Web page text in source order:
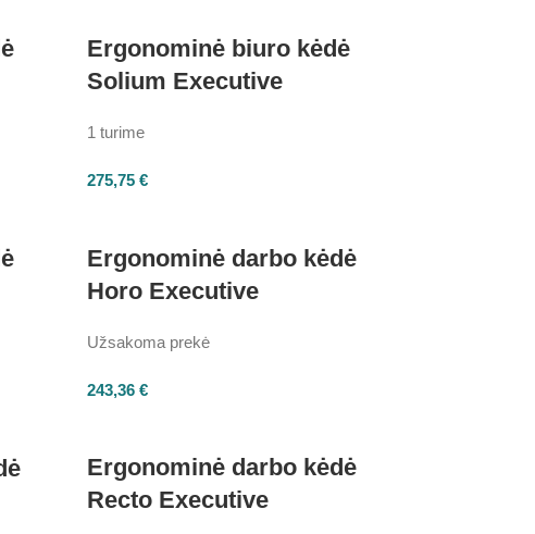
Ergonominė biuro kėdė
Solium Executive
1 turime
275,75€
Ergonominė darbo kėdė
Horo Executive
Užsakoma prekė
243,36€
Ergonominė darbo kėdė
Recto Executive